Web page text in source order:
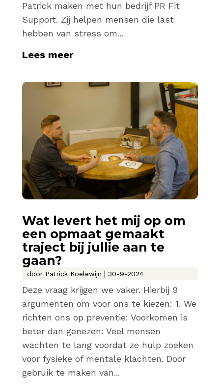
Patrick maken met hun bedrijf PR Fit
Support. Zij helpen mensen die last
hebben van stress om...
Lees meer
Wat levert het mij op om
een opmaat gemaakt
traject bij jullie aan te
gaan?
door Patrick Koelewijn | 30-9-2024
Deze vraag krijgen we vaker. Hierbij 9
argumenten om voor ons te kiezen: 1. We
richten ons op preventie: Voorkomen is
beter dan genezen: Veel mensen
wachten te lang voordat ze hulp zoeken
voor fysieke of mentale klachten. Door
gebruik te maken van...